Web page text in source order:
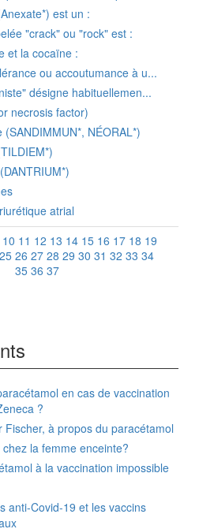
est un :
"crack" ou "rock" est :
et la cocaïne :
ou accoutumance à u...
désigne habituellemen...
necrosis factor)
(SANDIMMUN*, NÉORAL*)
atrial
10 11 12 13 14 15 16 17 18 19
25 26 27 28 29 30 31 32 33 34
35 36 37
en cas de vaccination
?
Fischer, à propos du paracétamol
la femme enceinte?
à la vaccination impossible
anti-Covid-19 et les vaccins